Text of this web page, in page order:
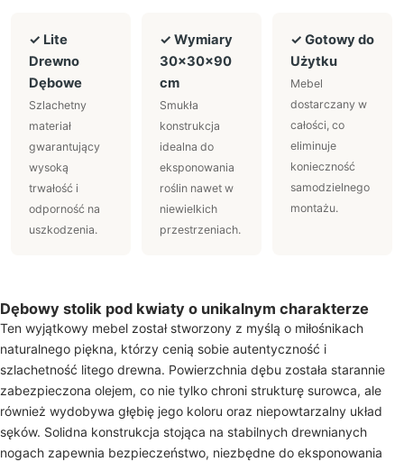
✓ Lite
Drewno
Dębowe
Szlachetny
materiał
gwarantujący
wysoką
trwałość i
odporność na
uszkodzenia.
✓ Wymiary
30x30x90
cm
Smukła
konstrukcja
idealna do
eksponowania
roślin nawet w
niewielkich
przestrzeniach.
✓ Gotowy do
Użytku
Mebel
dostarczany w
całości, co
eliminuje
konieczność
samodzielnego
montażu.
Dębowy stolik pod kwiaty o unikalnym charakterze
Ten wyjątkowy mebel został stworzony z myślą o miłośnikach
naturalnego piękna, którzy cenią sobie autentyczność i
szlachetność litego drewna. Powierzchnia dębu została starannie
zabezpieczona olejem, co nie tylko chroni strukturę surowca, ale
również wydobywa głębię jego koloru oraz niepowtarzalny układ
sęków. Solidna konstrukcja stojąca na stabilnych drewnianych
nogach zapewnia bezpieczeństwo, niezbędne do eksponowania